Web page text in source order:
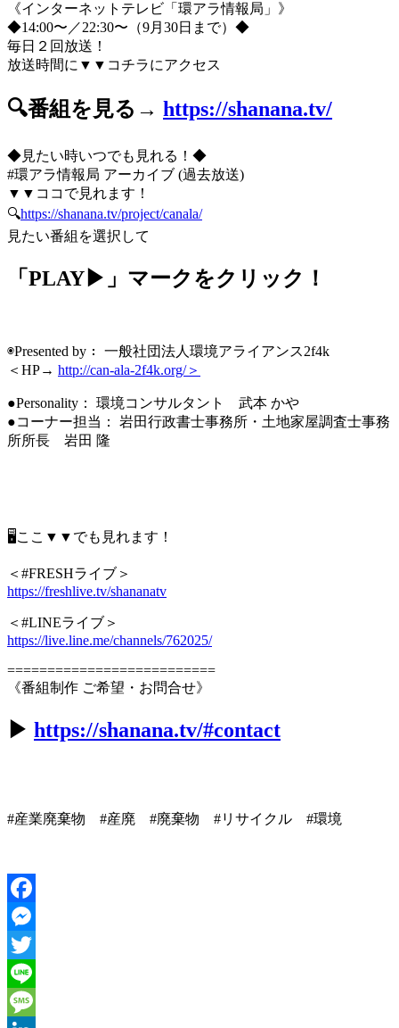
《インターネットテレビ「環アラ情報局」》
◆14:00〜／22:30〜（9月30日まで）◆
毎日２回放送！
放送時間に▼▼コチラにアクセス
🔍番組を見る→ https://shanana.tv/
◆見たい時いつでも見れる！◆
#環アラ情報局 アーカイブ (過去放送)
▼▼ココで見れます！
🔍https://shanana.tv/project/canala/
見たい番組を選択して
「PLAY▶」マークをクリック！
◉Presented by： 一般社団法人環境アライアンス2f4k
＜HP→ http://can-ala-2f4k.org/＞
●Personality： 環境コンサルタント 武本 かや
●コーナー担当： 岩田行政書士事務所・土地家屋調査士事務
所所長 岩田 隆
🖥ここ▼▼でも見れます！
＜#FRESHライブ＞
https://freshlive.tv/shananatv
＜#LINEライブ＞
https://live.line.me/channels/762025/
==========================
《番組制作 ご希望・お問合せ》
▶︎ https://shanana.tv/#contact
#産業廃棄物 #産廃 #廃棄物 #リサイクル #環境